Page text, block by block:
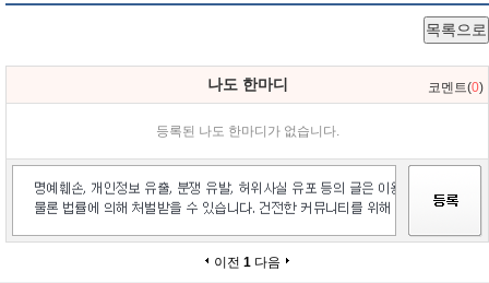
목록으로
나도 한마디 코멘트(0)
등록된 나도 한마디가 없습니다.
이전 1 다음